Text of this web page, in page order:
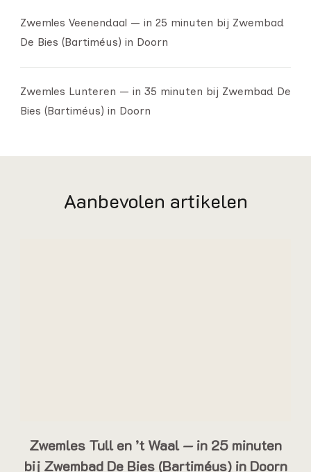
Zwemles Veenendaal — in 25 minuten bij Zwembad
De Bies (Bartiméus) in Doorn
Zwemles Lunteren — in 35 minuten bij Zwembad De
Bies (Bartiméus) in Doorn
Aanbevolen artikelen
Zwemles Tull en ’t Waal — in 25 minuten
bij Zwembad De Bies (Bartiméus) in Doorn